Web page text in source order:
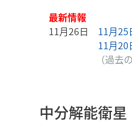
最新情報
11月26日 11月25
11月20
（過去
中分解能衛